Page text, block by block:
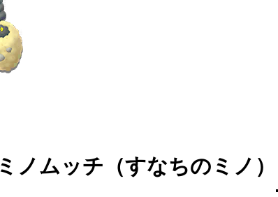
ミノムッチ（すなちのミノ）